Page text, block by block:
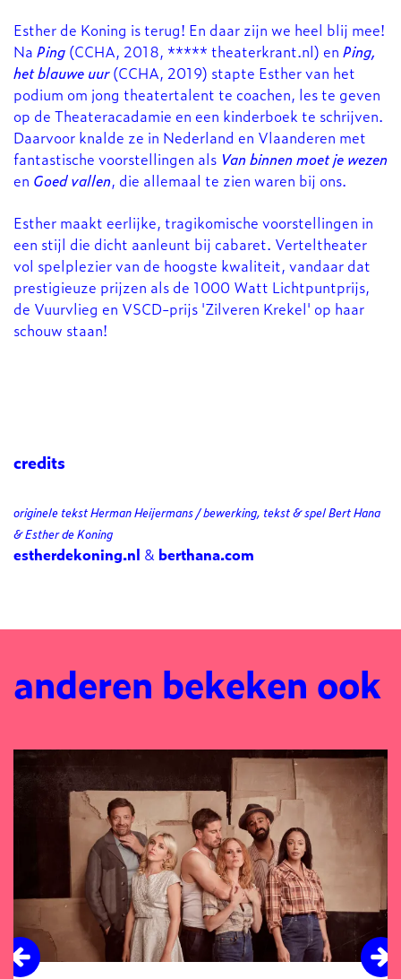
Esther de Koning is terug! En daar zijn we heel blij mee!
Na Ping (CCHA, 2018, ***** theaterkrant.nl) en Ping,
het blauwe uur(CCHA, 2019) stapte Esther van het
podium om jong theatertalent te coachen, les te geven
op de Theateracadamie en een kinderboek te schrijven.
Daarvoor knalde ze in Nederland en Vlaanderen met
fantastische voorstellingen als Van binnen moet je wezen
en Goed vallen, die allemaal te zien waren bij ons.
Esther maakt eerlijke, tragikomische voorstellingen in
een stijl die dicht aanleunt bij cabaret. Verteltheater
vol spelplezier van de hoogste kwaliteit, vandaar dat
prestigieuze prijzen als de 1000 Watt Lichtpuntprijs,
de Vuurvlieg en VSCD-prijs 'Zilveren Krekel' op haar
schouw staan!
credits
originele tekst Herman Heijermans / bewerking, tekst & spel Bert Hana
& Esther de Koning
estherdekoning.nl & berthana.com
anderen bekeken ook